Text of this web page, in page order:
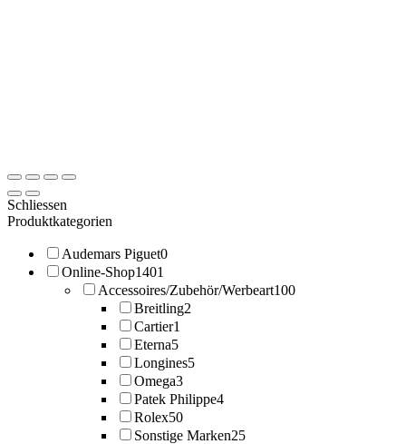
Schliessen
Produktkategorien
Audemars Piguet0
Online-Shop1401
Accessoires/Zubehör/Werbeart100
Breitling2
Cartier1
Eterna5
Longines5
Omega3
Patek Philippe4
Rolex50
Sonstige Marken25